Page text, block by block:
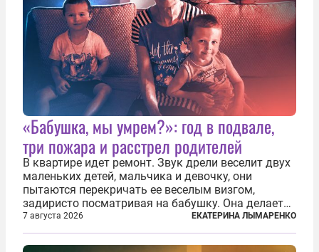
«Бабушка, мы умрем?»: год в подвале,
три пожара и расстрел родителей
В квартире идет ремонт. Звук дрели веселит двух
маленьких детей, мальчика и девочку, они
пытаются перекричать ее веселым визгом,
задиристо посматривая на бабушку. Она делает
им замечание, но внуки чувствуют, что она
сердится невсерьез. И это правда: дрель, конечно,
сверлит противно, но всё...
7 августа 2026 ЕКАТЕРИНА ЛЫМАРЕНКО